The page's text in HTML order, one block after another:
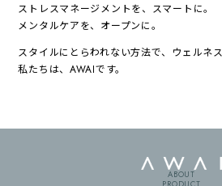
ストレスマネージメントを、スマートに。
メンタルケアを、オープンに。
スタイルにとらわれない方法で、ウェルネ
私たちは、AWAIです。
ABOUT